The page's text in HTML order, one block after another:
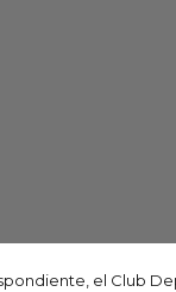
el Club